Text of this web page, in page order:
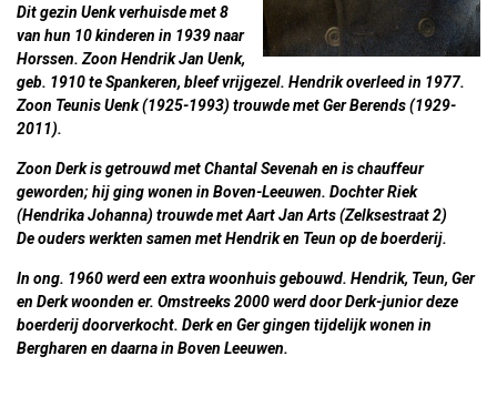
Dit gezin Uenkverhuisde met 8
van hun 10 kinderen in 1939 naar
Horssen. Zoon HendrikJan Uenk,
geb. 1910 te Spankeren, bleef vrijgezel. Hendrik overleed in 1977.
Zoon TeunisUenk (1925-1993) trouwde met Ger Berends (1929-
2011).
Zoon Derk is getrouwd met Chantal Sevenah en is chauffeur
geworden; hij ging wonen in Boven-Leeuwen. Dochter Riek
(Hendrika Johanna) trouwde met Aart Jan Arts (Zelksestraat 2)
De ouders werkten samen met Hendrik en Teun op de boerderij.
In ong. 1960 werd een extra woonhuis gebouwd. Hendrik, Teun, Ger
en Derk woonden er. Omstreeks 2000 werd door Derk-junior deze
boerderij doorverkocht. Derk en Ger gingen tijdelijk wonen in
Bergharen en daarna in Boven Leeuwen.